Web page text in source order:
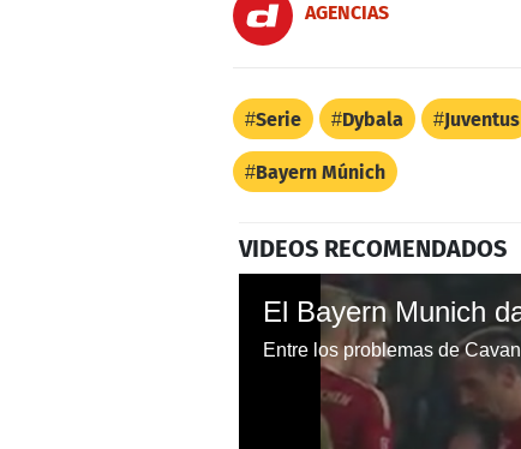
AGENCIAS
Serie Dybala Juventus
Bayern Múnich
VIDEOS RECOMENDADOS